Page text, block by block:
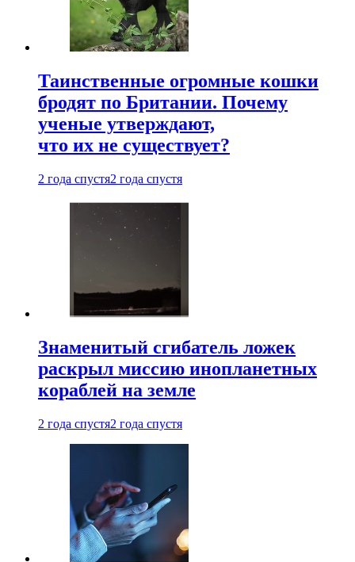
Таинственные огромные кошки
бродят по Британии. Почему
ученые утверждают,
что их не существует?
2 года спустя2 года спустя
Знаменитый сгибатель ложек
раскрыл миссию инопланетных
кораблей на земле
2 года спустя2 года спустя